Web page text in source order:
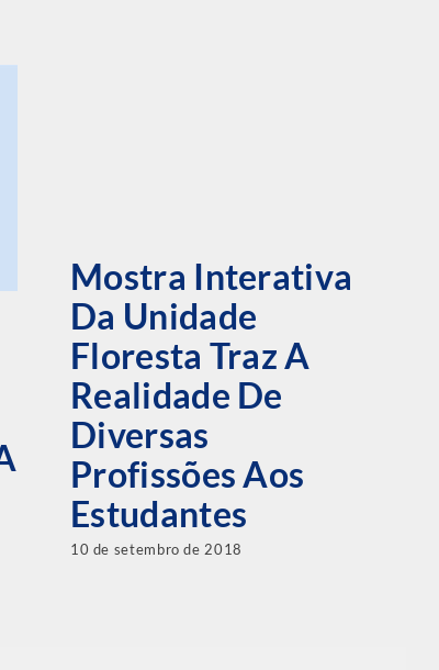
Mostra Interativa
Da Unidade
Floresta Traz A
Realidade De
Diversas
Profissões Aos
Estudantes
10 de setembro de 2018